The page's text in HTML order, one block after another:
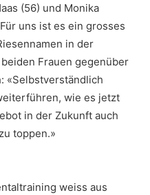
(56) und Monika
uns ist es ein grosses
in der
Frauen gegenüber
«Selbstverständlich
wie es jetzt
in der Zukunft auch
toppen.»
weiss aus